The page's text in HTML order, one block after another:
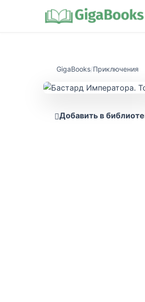
GigaBooks/Приключения
Добавить в